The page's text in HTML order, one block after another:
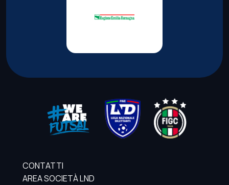
CONTATTI
AREA SOCIETÀ LND